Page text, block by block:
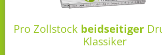
Pro Zollstock beidseitiger
Klassiker